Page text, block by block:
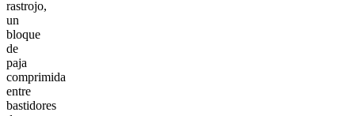
rastrojo,
un
bloque
de
paja
comprimida
entre
bastidores